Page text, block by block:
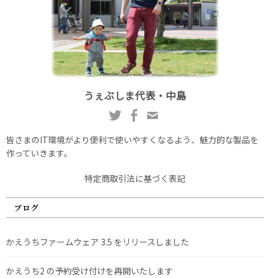
うぇぶしま代表・中島
皆さまのIT環境がより便利で使いやすくなるよう、魅力的な製品を
作っていきます。
特定商取引法に基づく表記
ブログ
かえうちファームウェア 3.5 をリリースしました
かえうち2 の予約受け付けを再開いたします